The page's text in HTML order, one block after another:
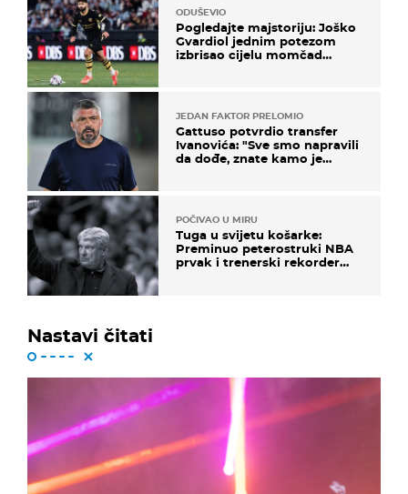
ODUŠEVIO
Pogledajte majstoriju: Joško
Gvardiol jednim potezom
izbrisao cijelu momčad
JEDAN FAKTOR PRELOMIO
Gattuso potvrdio transfer
Ivanovića: "Sve smo napravili
da dođe, znate kamo je
POČIVAO U MIRU
Tuga u svijetu košarke:
Preminuo peterostruki NBA
prvak i trenerski rekorder
Nastavi čitati